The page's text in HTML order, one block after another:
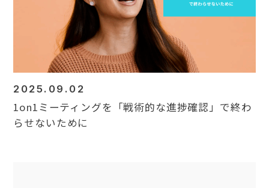
2025.09.02
1on1ミーティングを「戦術的な進捗確認」で終わ
らせないために